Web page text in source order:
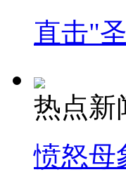
直击"
热点新
愤怒母